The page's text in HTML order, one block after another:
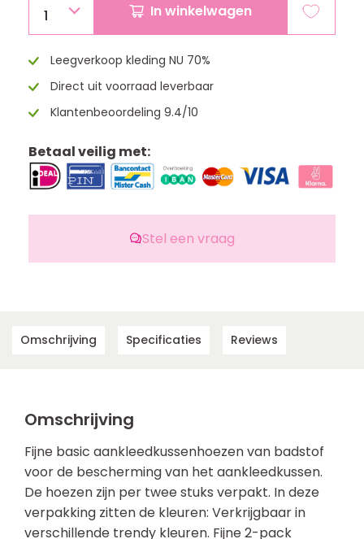
1 In winkelwagen
Leegverkoop kleding NU 70%
Direct uit voorraad leverbaar
Klantenbeoordeling 9.4/10
Betaal veilig met:
Stel een vraag
Omschrijving Specificaties Reviews
Omschrijving
Fijne basic aankleedkussenhoezen van badstof
voor de bescherming van het aankleedkussen.
De hoezen zijn per twee stuks verpakt. In deze
verpakking zitten de kleuren: Verkrijgbaar in
verschillende trendy kleuren. Fijne 2-pack